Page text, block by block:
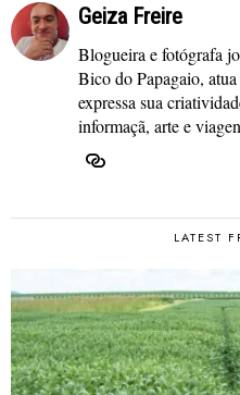
Geiza Freire
Blogueira e fotógrafa
Bico do Papagaio,
expressa sua
informaçã, arte e
LATEST